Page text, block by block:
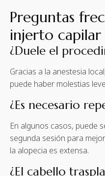
Preguntas
injerto capilar
¿Duele el
Gracias a la anestesia
puede haber molestias
¿Es necesario
En algunos casos, puede
segunda sesión para
la alopecia es extensa.
¿El cabello